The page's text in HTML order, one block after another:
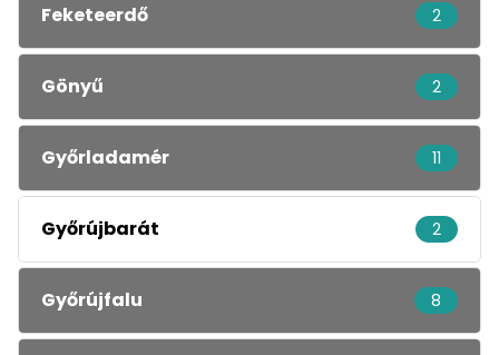
Feketeerdő 2
Gönyű 2
Győrladamér 11
Győrújbarát 2
Győrújfalu 8